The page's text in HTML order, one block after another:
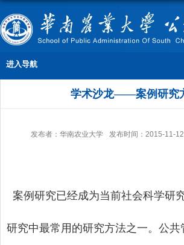
进入导航
学术沙龙——案例研究
发布者：华南农业大学 发布时间：2015-11-12
案例研究已经成为当前社会科学研
研究中最常用的研究方法之一。公共